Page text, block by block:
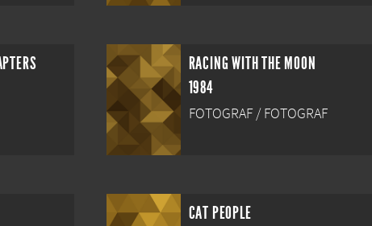
RACING WITH THE MOON
1984
FOTOGRAF / FOTOGRAF
CAT PEOPLE